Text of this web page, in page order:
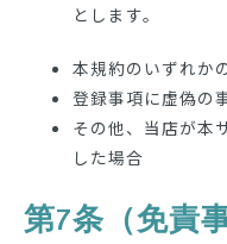
とします。
本規約のいずれか
登録事項に虚偽の
その他、当店が本
した場合
第7条（免責